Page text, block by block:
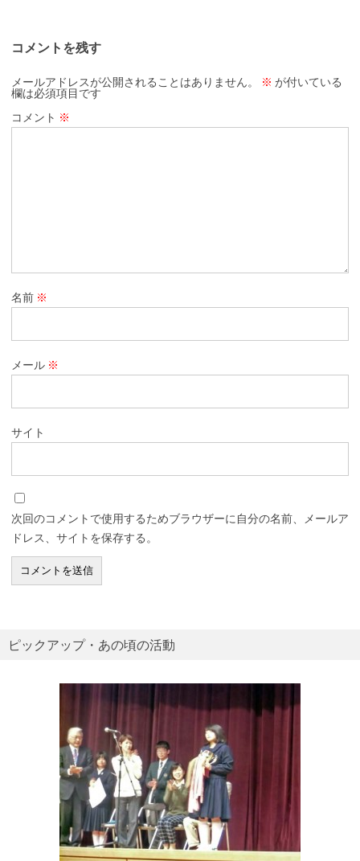
コメントを残す
メールアドレスが公開されることはありません。 ※ が付いている
欄は必須項目です
コメント ※
名前 ※
メール ※
サイト
次回のコメントで使用するためブラウザーに自分の名前、メールア
ドレス、サイトを保存する。
ピックアップ・あの頃の活動